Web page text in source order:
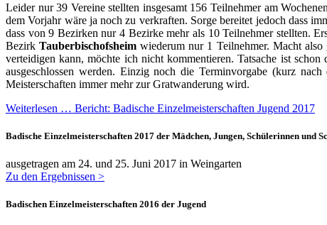
Leider nur 39 Vereine stellten insgesamt 156 Teilnehmer am
dem Vorjahr wäre ja noch zu verkraften. Sorge bereitet jedoch dass
dass von 9 Bezirken nur 4 Bezirke mehr als 10 Teilnehmer stellten.
BezirkTauberbischofsheim wiederum nur 1 Teilnehmer. Macht also
verteidigen kann, möchte ich nicht kommentieren. Tatsache ist
ausgeschlossen werden. Einzig noch die Terminvorgabe (kurz
Meisterschaften immer mehr zur Gratwanderung wird.
Weiterlesen … Bericht: Badische Einzelmeisterschaften Jugend 2017
Badische Einzelmeisterschaften 2017 der Mädchen, Jungen, Schülerinnen und
ausgetragen am 24. und 25. Juni 2017 in Weingarten
Zu den Ergebnissen >
Badischen Einzelmeisterschaften 2016 der Jugend